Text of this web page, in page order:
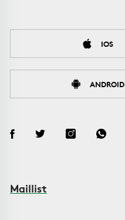
IOS
ANDROID
Maillist